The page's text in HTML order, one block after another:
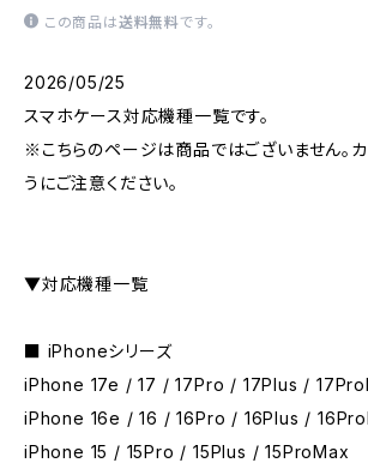
この商品は送料無料です。
2026/05/25
スマホケース対応機種一覧です。
※こちらのページは商品ではございません。
うにご注意ください。
▼対応機種一覧
■ iPhoneシリーズ
iPhone 17e / 17 / 17Pro / 17Plus /
iPhone 16e / 16 / 16Pro / 16Plus /
iPhone 15 / 15Pro / 15Plus / 15ProMax